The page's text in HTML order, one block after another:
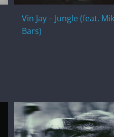
Vin Jay – Jungle (feat.
Bars)